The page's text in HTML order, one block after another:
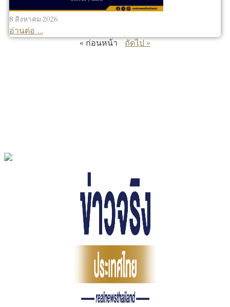
8 สิงหาคม 2026
อ่านต่อ ...
« ก่อนหน้า
ถัดไป »